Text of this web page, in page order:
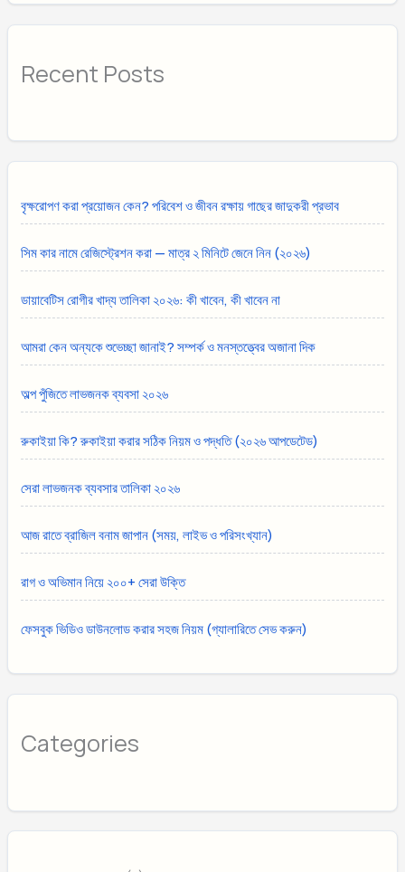
Recent Posts
বৃক্ষরোপণ করা প্রয়োজন কেন? পরিবেশ ও জীবন রক্ষায় গাছের জাদুকরী প্রভাব
সিম কার নামে রেজিস্ট্রেশন করা — মাত্র ২ মিনিটে জেনে নিন (২০২৬)
ডায়াবেটিস রোগীর খাদ্য তালিকা ২০২৬: কী খাবেন, কী খাবেন না
আমরা কেন অন্যকে শুভেচ্ছা জানাই? সম্পর্ক ও মনস্তত্ত্বের অজানা দিক
অল্প পুঁজিতে লাভজনক ব্যবসা ২০২৬
রুকাইয়া কি? রুকাইয়া করার সঠিক নিয়ম ও পদ্ধতি (২০২৬ আপডেটেড)
সেরা লাভজনক ব্যবসার তালিকা ২০২৬
আজ রাতে ব্রাজিল বনাম জাপান (সময়, লাইভ ও পরিসংখ্যান)
রাগ ও অভিমান নিয়ে ২০০+ সেরা উক্তি
ফেসবুক ভিডিও ডাউনলোড করার সহজ নিয়ম (গ্যালারিতে সেভ করুন)
Categories